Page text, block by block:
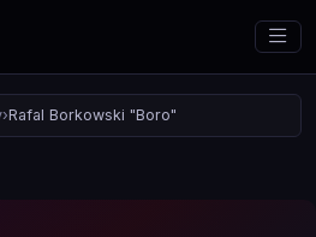
›Rafal Borkowski "Boro"